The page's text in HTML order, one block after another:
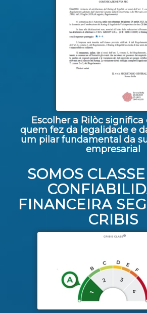
Escolher a Rilòc
quem fez da legalidade e
um pilar fundamental da
empresarial
SOMOS
FINANCEIRA
CRIBIS